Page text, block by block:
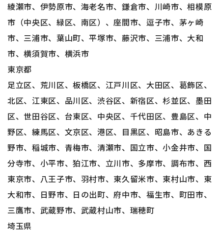
綾瀬市、伊勢原市、海老名市、鎌倉市、川崎市、相模原
市（中央区、緑区、南区）、座間市、逗子市、茅ヶ崎
市、三浦市、葉山町、平塚市、藤沢市、三浦市、大和
市、横須賀市、横浜市
東京都
足立区、荒川区、板橋区、江戸川区、大田区、葛飾区、
北区、江東区、品川区、渋谷区、新宿区、杉並区、墨田
区、世田谷区、台東区、中央区、千代田区、豊島区、中
野区、練馬区、文京区、港区、目黒区、昭島市、あきる
野市、稲城市、青梅市、清瀬市、国立市、小金井市、国
分寺市、小平市、狛江市、立川市、多摩市、調布市、西
東京市、八王子市、羽村市、東久留米市、東村山市、東
大和市、日野市、日の出町、府中市、福生市、町田市、
三鷹市、武蔵野市、武蔵村山市、瑞穂町
埼玉県